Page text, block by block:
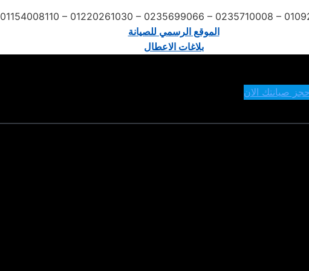
01154008110 – 01220261030 – 0235699066 – 0235710008 –
الموقع الرسمي للصيانة
بلاغات الاعطال
صيانتك الان